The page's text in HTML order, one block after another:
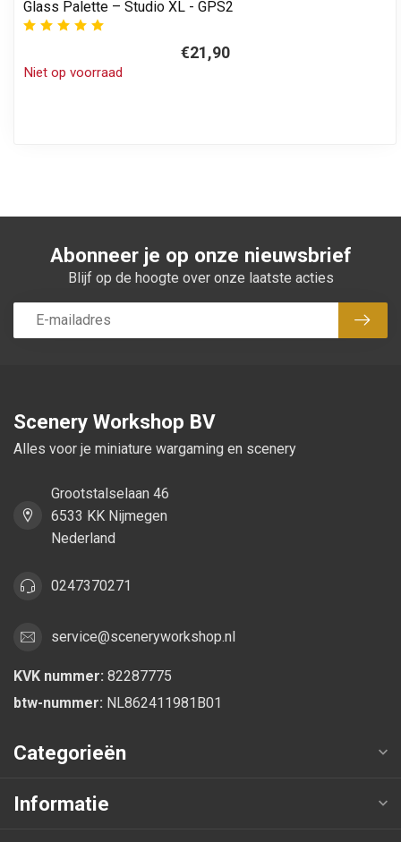
Glass Palette – Studio XL - GPS2
€21,90
Niet op voorraad
Abonneer je op onze nieuwsbrief
Blijf op de hoogte over onze laatste acties
Scenery Workshop BV
Alles voor je miniature wargaming en scenery
Grootstalselaan 46
6533 KK Nijmegen
Nederland
0247370271
service@sceneryworkshop.nl
KVK nummer: 82287775
btw-nummer: NL862411981B01
Categorieën
Informatie